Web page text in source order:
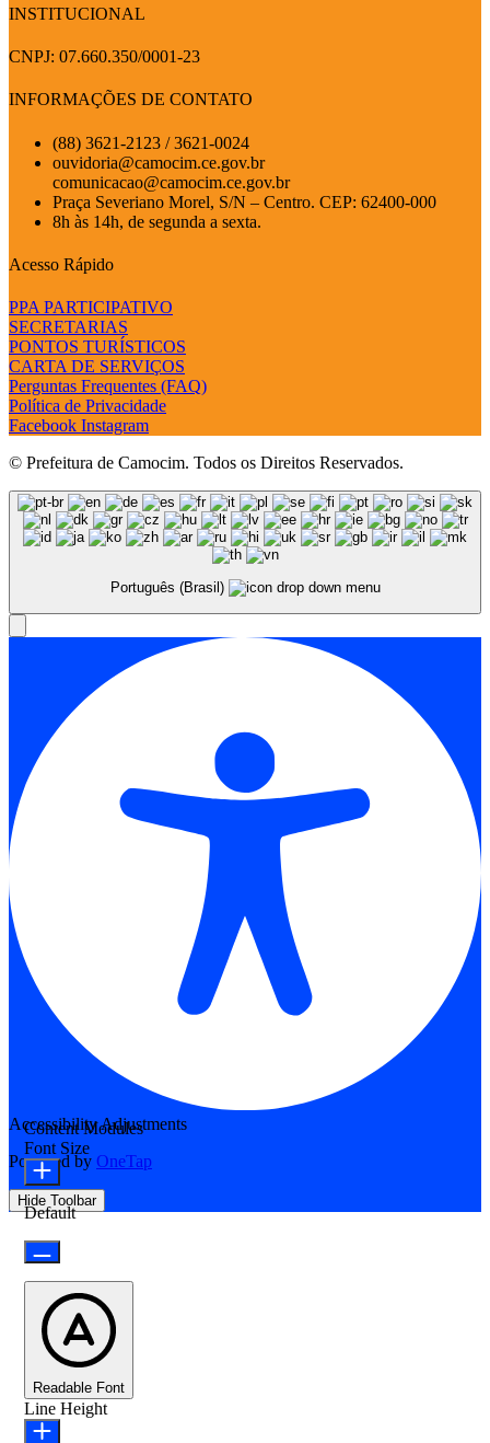
INSTITUCIONAL
CNPJ: 07.660.350/0001-23
INFORMAÇÕES DE CONTATO
(88) 3621-2123 / 3621-0024
ouvidoria@camocim.ce.gov.br
comunicacao@camocim.ce.gov.br
Praça Severiano Morel, S/N – Centro. CEP: 62400-000
8h às 14h, de segunda a sexta.
Acesso Rápido
PPA PARTICIPATIVO
SECRETARIAS
PONTOS TURÍSTICOS
CARTA DE SERVIÇOS
Perguntas Frequentes (FAQ)
Política de Privacidade
Facebook Instagram
© Prefeitura de Camocim. Todos os Direitos Reservados.
Português (Brasil)
Accessibility Adjustments
Powered by OneTap
Hide Toolbar
Content Modules
Font Size
Default
Readable Font
Line Height